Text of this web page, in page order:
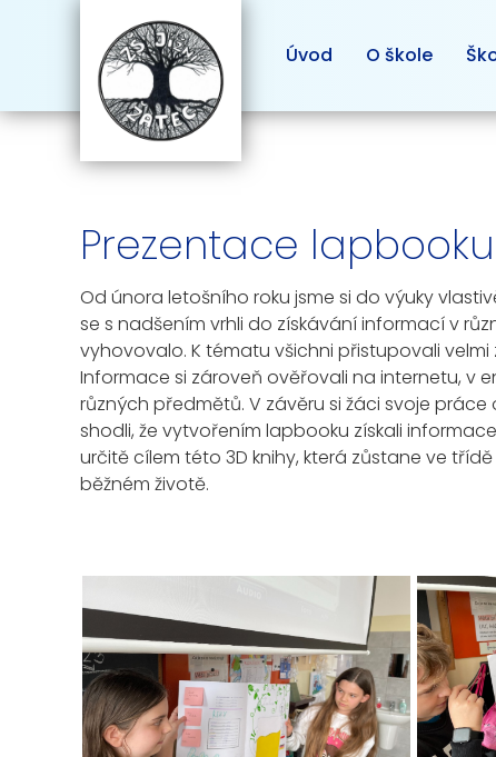
Úvod O škole
Prezentace lapbooku
Od února letošního roku jsme si do výuky
se s nadšením vrhli do získávání informací v
vyhovovalo. K tématu všichni přistupovali
Informace si zároveň ověřovali na internetu, v
různých předmětů. V závěru si žáci svoje
shodli, že vytvořením lapbooku získali
určitě cílem této 3D knihy, která zůstane ve
běžném životě.